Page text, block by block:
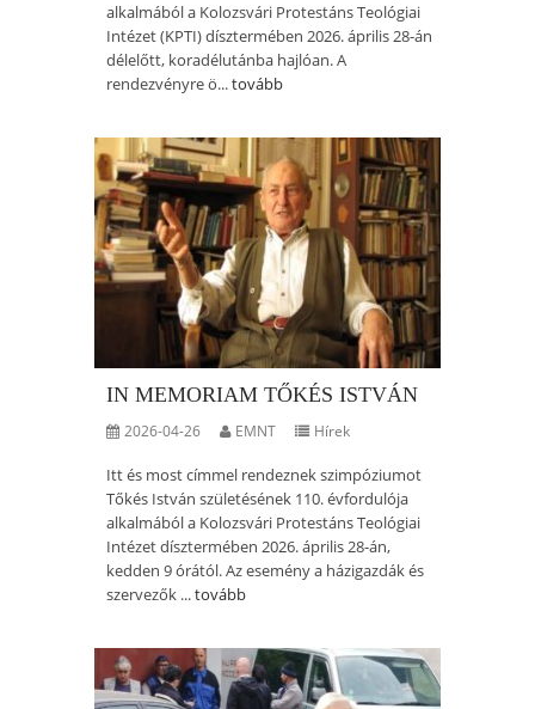
alkalmából a Kolozsvári Protestáns Teológiai
Intézet (KPTI) dísztermében 2026. április 28-án
délelőtt, koradélutánba hajlóan. A
rendezvényre ö...tovább
IN MEMORIAM TŐKÉS ISTVÁN
2026-04-26 EMNT Hírek
Itt és most címmel rendeznek szimpóziumot
Tőkés István születésének 110. évfordulója
alkalmából a Kolozsvári Protestáns Teológiai
Intézet dísztermében 2026. április 28-án,
kedden 9 órától. Az esemény a házigazdák és
szervezők ...tovább